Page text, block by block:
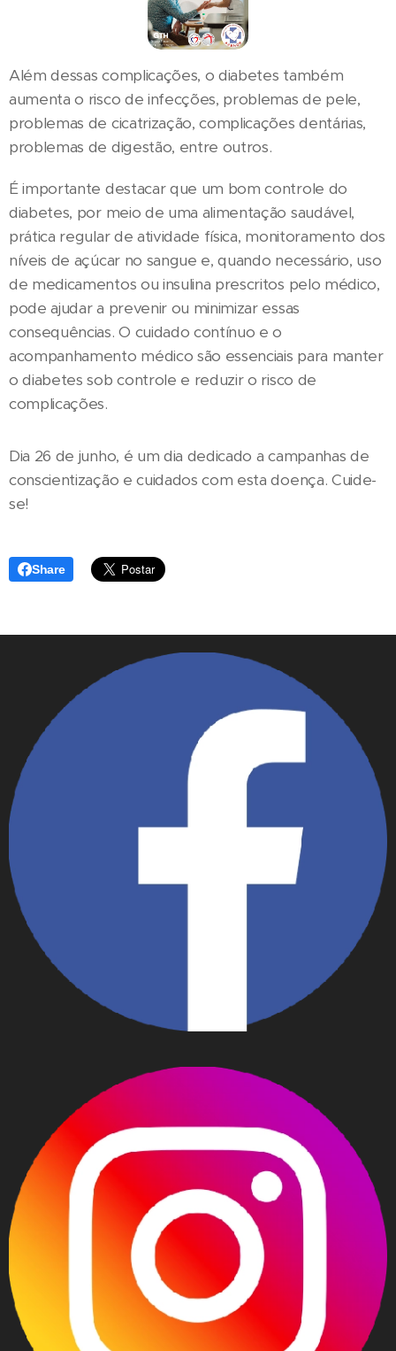
Além dessas complicações, o diabetes também
aumenta o risco de infecções, problemas de pele,
problemas de cicatrização, complicações dentárias,
problemas de digestão, entre outros.
É importante destacar que um bom controle do
diabetes, por meio de uma alimentação saudável,
prática regular de atividade física, monitoramento dos
níveis de açúcar no sangue e, quando necessário, uso
de medicamentos ou insulina prescritos pelo médico,
pode ajudar a prevenir ou minimizar essas
consequências. O cuidado contínuo e o
acompanhamento médico são essenciais para manter
o diabetes sob controle e reduzir o risco de
complicações.
Dia 26 de junho, é um dia dedicado a campanhas de
conscientização e cuidados com esta doença. Cuide-
se!
Share